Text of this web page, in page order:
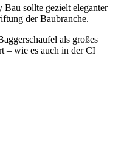
sollte gezielt eleganter
der Baubranche.
als großes
– wie es auch in der CI